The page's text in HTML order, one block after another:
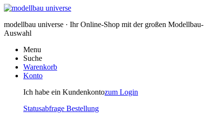
modellbau universe · Ihr Online-Shop mit der großen Modellbau-
Auswahl
Menu
Suche
Warenkorb
Konto
Ich habe ein Kundenkontozum Login
Statusabfrage Bestellung